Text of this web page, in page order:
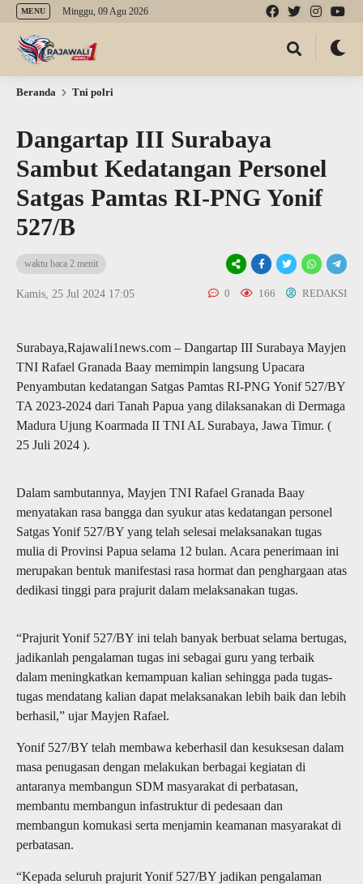
MENU Minggu, 09 Agu 2026
Beranda Tni polri
Dangartap III Surabaya
Sambut Kedatangan Personel
Satgas Pamtas RI-PNG Yonif
527/B
waktu baca 2 menit
Kamis, 25 Jul 2024 17:05 0 166 REDAKSI
Surabaya,Rajawali1news.com – Dangartap III Surabaya Mayjen
TNI Rafael Granada Baay memimpin langsung Upacara
Penyambutan kedatangan Satgas Pamtas RI-PNG Yonif 527/BY
TA 2023-2024 dari Tanah Papua yang dilaksanakan di Dermaga
Madura Ujung Koarmada II TNI AL Surabaya, Jawa Timur. (
25 Juli 2024 ).
Dalam sambutannya, Mayjen TNI Rafael Granada Baay
menyatakan rasa bangga dan syukur atas kedatangan personel
Satgas Yonif 527/BY yang telah selesai melaksanakan tugas
mulia di Provinsi Papua selama 12 bulan. Acara penerimaan ini
merupakan bentuk manifestasi rasa hormat dan penghargaan atas
dedikasi tinggi para prajurit dalam melaksanakan tugas.
“Prajurit Yonif 527/BY ini telah banyak berbuat selama bertugas,
jadikanlah pengalaman tugas ini sebagai guru yang terbaik
dalam meningkatkan kemampuan kalian sehingga pada tugas-
tugas mendatang kalian dapat melaksanakan lebih baik dan lebih
berhasil,” ujar Mayjen Rafael.
Yonif 527/BY telah membawa keberhasil dan kesuksesan dalam
masa penugasan dengan melakukan berbagai kegiatan di
antaranya membangun SDM masyarakat di perbatasan,
membantu membangun infastruktur di pedesaan dan
membangun komukasi serta menjamin keamanan masyarakat di
perbatasan.
“Kepada seluruh prajurit Yonif 527/BY jadikan pengalaman